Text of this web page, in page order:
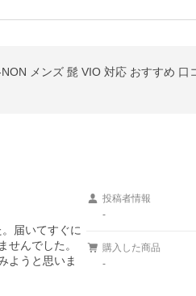
メンズ 髭 VIO 対応 おすすめ 口
届いてすぐに
んでした。
ようと思いま
投稿者情報
-
購入した商品
-